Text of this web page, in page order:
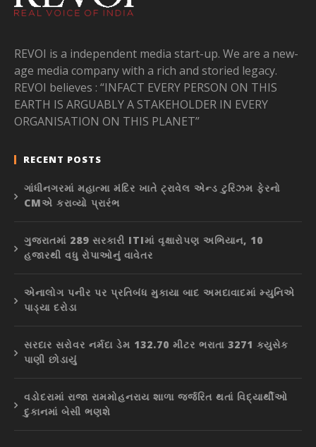
REVOI is a independent media start-up. We are a new-
age media company with a rich and storied legacy.
REVOI believes : “INFACT EVERY PERSON ON THIS
EARTH IS ARGUABLY A STAKEHOLDER IN EVERY
ORGANISATION ON THIS PLANET”
RECENT POSTS
ગાંધીનગરમાં મહાત્મા મંદિર ખાતે ટ્રાવેલ એન્ડ ટુરિઝમ ફેરનો
CMએ કરાવ્યો પ્રારંભ
ગુજરાતમાં 289 સરકારી ITIમાં વૃક્ષારોપણ અભિયાન, 10
હજારથી વધુ રોપાઓનું વાવેતર
એનાલોગ પનીર પર પ્રતિબંધ મુકાયા બાદ અમદાવાદમાં મ્યુનિએ
પાડ્યા દરોડા
સરદાર સરોવર નર્મદા ડેમ 132.70 મીટર ભરાતા 3271 ક્યુસેક
પાણી છોડાયું
વડોદરામાં રાજા રામમોહનરાય શાળા જર્જરિત થતાં વિદ્યાર્થીઓ
દુકાનમાં બેસી ભણશે